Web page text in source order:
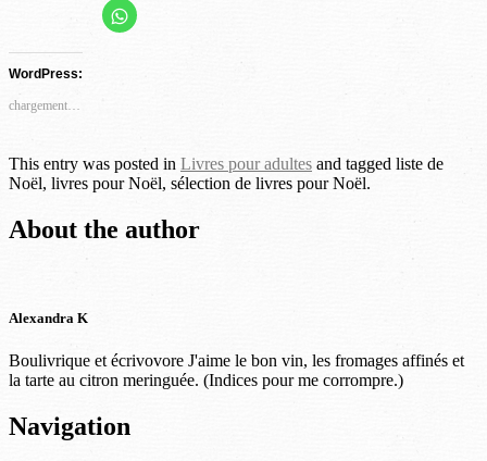
sur
Facebook(ouvre
nouvelle
fenêtre)
sur
Twitter(ouvre
nouvelle
fenêtre)
Cliquez
sur
Pinterest(ouvre
nouvelle
fenêtre)
Cliquez
nouvelle
fenêtre)
Cliquez
pour
WordPress:
chargement…
This entry was posted in Livres pour adultes and tagged liste de
Noël, livres pour Noël, sélection de livres pour Noël.
About the author
Alexandra K
Boulivrique et écrivovore J'aime le bon vin, les fromages affinés et
la tarte au citron meringuée. (Indices pour me corrompre.)
Post
Navigation